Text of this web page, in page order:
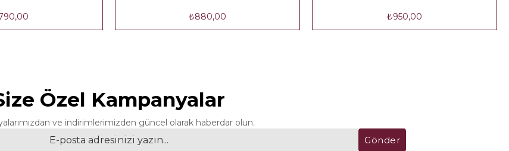
₺790,00 ₺880,00 ₺950,00
Özel Kampanyalar
ve indirimlerimizden güncel olarak haberdar olun.
Gönder